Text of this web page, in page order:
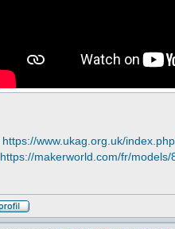
https://www.ukag.org.uk/
https://makerworld.com/fr/